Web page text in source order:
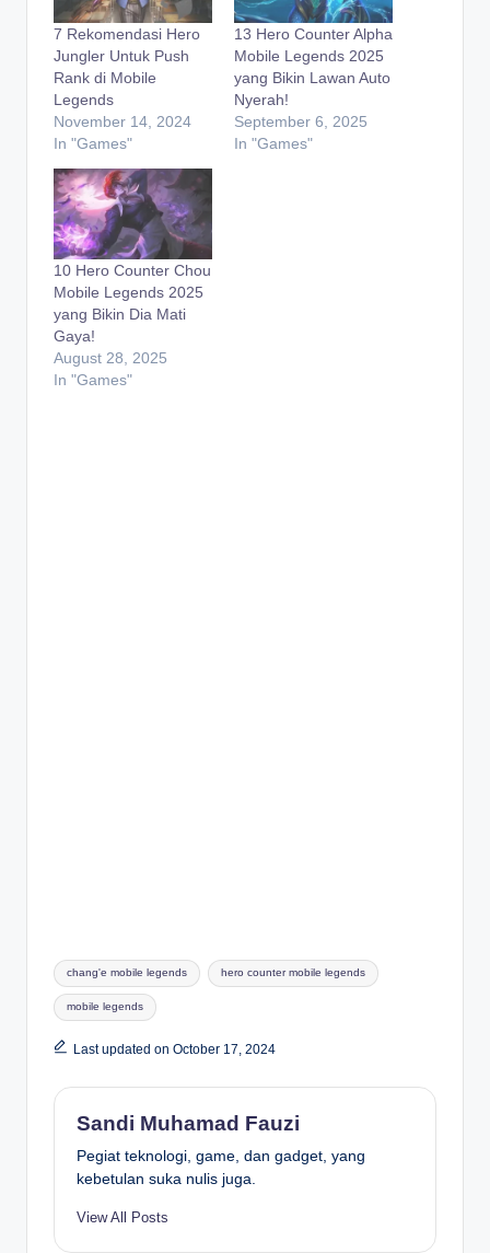
7 Rekomendasi Hero
Jungler Untuk Push
Rank di Mobile
Legends
November 14, 2024
In "Games"
13 Hero Counter Alpha
Mobile Legends 2025
yang Bikin Lawan Auto
Nyerah!
September 6, 2025
In "Games"
10 Hero Counter Chou
Mobile Legends 2025
yang Bikin Dia Mati
Gaya!
August 28, 2025
In "Games"
Tags:
chang'e mobile legends hero counter mobile legends
mobile legends
Last updated on October 17, 2024
Sandi Muhamad Fauzi
Pegiat teknologi, game, dan gadget, yang
kebetulan suka nulis juga.
View All Posts